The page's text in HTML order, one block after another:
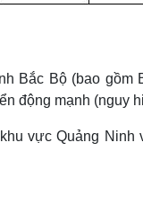
Bắc Bộ (bao
động mạnh (nguy
vực Quảng